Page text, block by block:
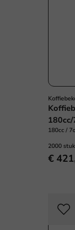
180cc /
2000
€